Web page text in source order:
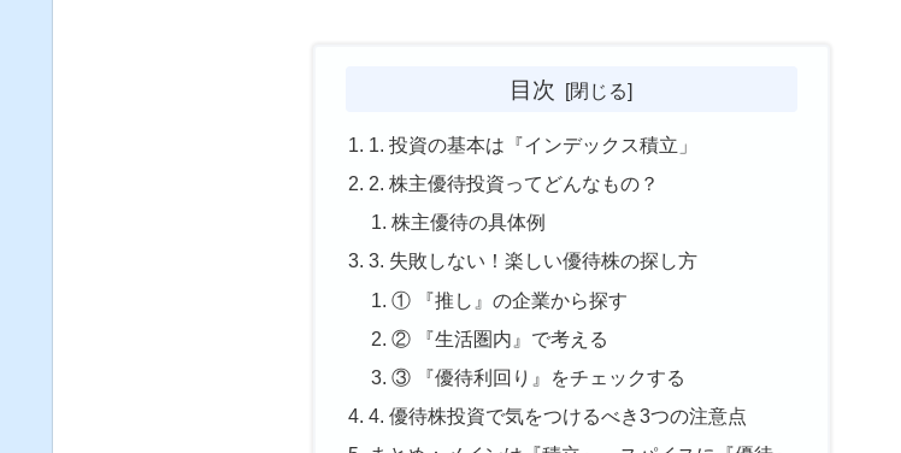
目次
1. 投資の基本は『インデックス積立」
2. 株主優待投資ってどんなもの？
株主優待の具体例
3. 失敗しない！楽しい優待株の探し方
① 『推し』の企業から探す
② 『生活圏内』で考える
③ 『優待利回り』をチェックする
4. 優待株投資で気をつけるべき3つの注意点